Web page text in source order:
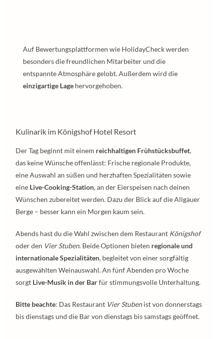
Auf Bewertungsplattformen wie HolidayCheck werden
besonders die freundlichen Mitarbeiter und die
entspannte Atmosphäre gelobt. Außerdem wird die
einzigartige Lage hervorgehoben.
Kulinarik im Königshof Hotel Resort
Der Tag beginnt mit einem reichhaltigen Frühstücksbuffet,
das keine Wünsche offenlässt: Frische regionale Produkte,
eine Auswahl an süßen und herzhaften Spezialitäten sowie
eine Live-Cooking-Station, an der Eierspeisen nach deinen
Wünschen zubereitet werden. Dazu der Blick auf die Allgäuer
Berge – besser kann ein Morgen kaum sein.
Abends hast du die Wahl zwischen dem Restaurant Königshof
oder den Vier Stuben. Beide Optionen bieten regionale und
internationale Spezialitäten, begleitet von einer sorgfältig
ausgewählten Weinauswahl. An fünf Abenden pro Woche
sorgt Live-Musik in der Barfür stimmungsvolle Unterhaltung.
Bitte beachte: Das Restaurant Vier Stubenist von donnerstags
bis dienstags und die Bar von dienstags bis samstags geöffnet.